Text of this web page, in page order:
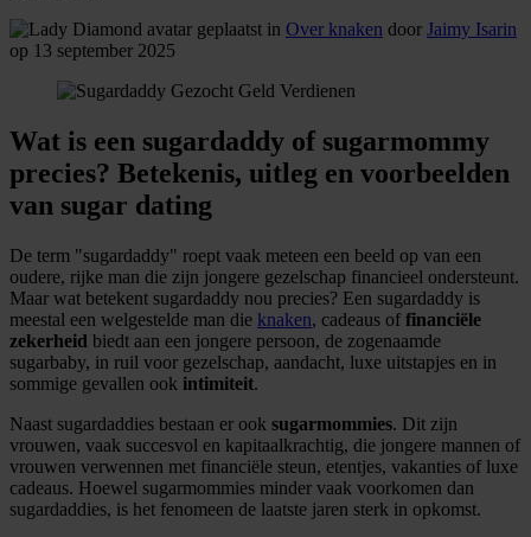
geplaatst in Over knaken door Jaimy Isarin
op 13 september 2025
Wat is een sugardaddy of sugarmommy
precies? Betekenis, uitleg en voorbeelden
van sugar dating
De term "sugardaddy" roept vaak meteen een beeld op van een
oudere, rijke man die zijn jongere gezelschap financieel ondersteunt.
Maar wat betekent sugardaddy nou precies? Een sugardaddy is
meestal een welgestelde man die knaken, cadeaus of financiële
zekerheid biedt aan een jongere persoon, de zogenaamde
sugarbaby, in ruil voor gezelschap, aandacht, luxe uitstapjes en in
sommige gevallen ook intimiteit.
Naast sugardaddies bestaan er ook sugarmommies. Dit zijn
vrouwen, vaak succesvol en kapitaalkrachtig, die jongere mannen of
vrouwen verwennen met financiële steun, etentjes, vakanties of luxe
cadeaus. Hoewel sugarmommies minder vaak voorkomen dan
sugardaddies, is het fenomeen de laatste jaren sterk in opkomst.